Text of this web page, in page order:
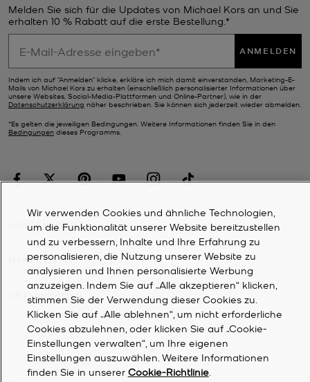
Melden Sie sich für die Updates von Michael Kors an und Sie
erhalten 10 % Rabatt auf die erste Bestellung.*
ANMELDEN
Indem ich auf "Anmelden" klicke, erkläre ich mich damit einverstanden, Marketing-E-
Mails von Michael Kors zu erhalten (einschließlich personalisierter Informationen über
unsere Websites, Social-Media-Plattformen und Online-Partner), wie in der
Datenschutzerklärung näher beschrieben. Sie können sich jederzeit wieder abmelden.
*Es gelten die jeweiligen Bedingungen. Weitere Informationen finden Sie in den
Bedingungen dieses Programms.
KUNDENDIENST
MEIN KONTO
UNTERNEHMEN
2026 Michael Kors
Datenschutzrichtlinie
Wir verwenden Cookies und ähnliche Technologien,
um die Funktionalität unserer Website bereitzustellen
und zu verbessern, Inhalte und Ihre Erfahrung zu
personalisieren, die Nutzung unserer Website zu
analysieren und Ihnen personalisierte Werbung
anzuzeigen. Indem Sie auf „Alle akzeptieren“ klicken,
stimmen Sie der Verwendung dieser Cookies zu.
Klicken Sie auf „Alle ablehnen“, um nicht erforderliche
Cookies abzulehnen, oder klicken Sie auf „Cookie-
Einstellungen verwalten“, um Ihre eigenen
Einstellungen auszuwählen. Weitere Informationen
finden Sie in unserer Cookie-Richtlinie.